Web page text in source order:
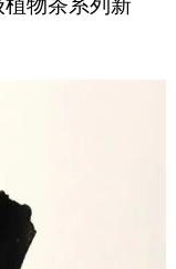
物茶系列新